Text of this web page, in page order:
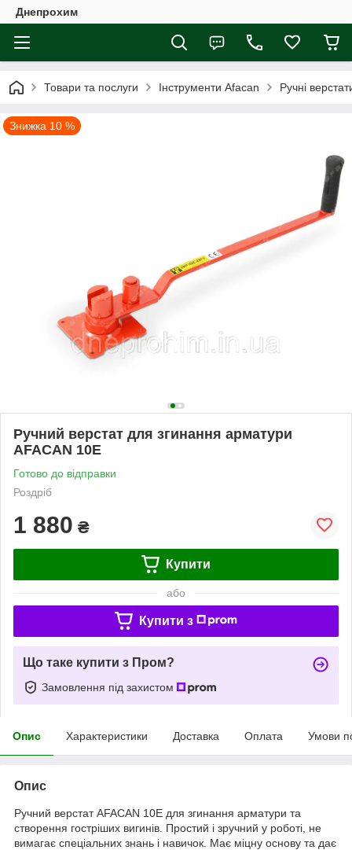
Днепрохим
Товари та послуги Інструменти Afacan Ручні
Знижка 10 %
Ручний верстат для згинання арматури
AFACAN 10Е
Готово до відправки
Роздріб
1 880 ₴
Купити
або
Купити з
Що таке купити з Пром?
Замовлення під захистом
Опис Характеристики Доставка Оплата Умови
Опис
Ручний верстат AFACAN 10Е для згинання арматури та
створення гостріших вигинів. Простий і зручний у роботі, не
вимагає спеціальних знань і навичок. Має міцну основу та дає